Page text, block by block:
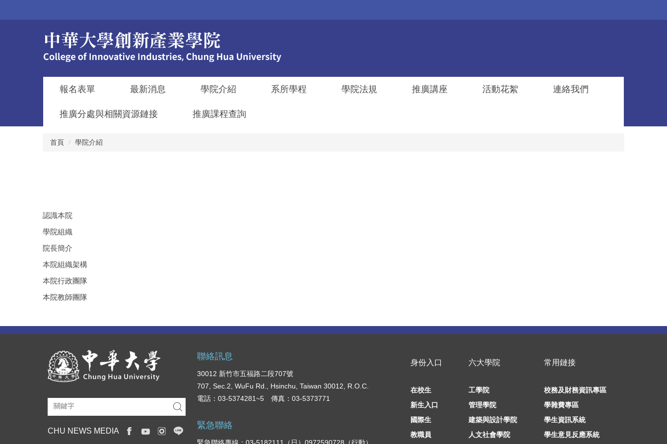
報名表單 最新消息 學院介紹 系所學程 學院法規 推廣講座 活動花絮 連絡我們
推廣分處與相關資源鏈接 推廣課程查詢
首頁 學院介紹
認識本院
學院組織
院長簡介
本院組織架構
本院行政團隊
本院教師團隊
CHU NEWS MEDIA
聯絡訊息
30012 新竹市五福路二段707號
707, Sec.2, WuFu Rd., Hsinchu, Taiwan 30012, R.O.C.
電話：03-5374281~5 傳真：03-5373771
緊急聯絡
身份入口
在校生
新生入口
國際生
教職員
六大學院
工學院
管理學院
建築與設計學院
人文社會學院
常用鏈接
校務及財務資訊專區
學雜費專區
學生資訊系統
學生意見反應系統